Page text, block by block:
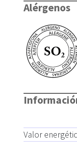
Alérgenos
Valor